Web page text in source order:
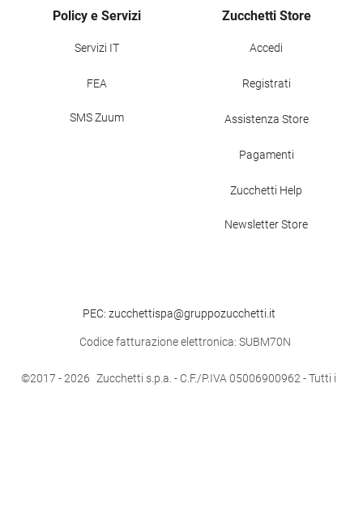
Policy e Servizi
Servizi IT
FEA
SMS Zuum
Zucchetti Store
Accedi
Registrati
Assistenza Store
Pagamenti
Zucchetti Help
Newsletter Store
©2017- 2026 Zucchetti s.p.a. - C.F./P.IVA 05006900962 - Tutti i
PEC: zucchettispa@gruppozucchetti.it
Codice fatturazione elettronica: SUBM70N